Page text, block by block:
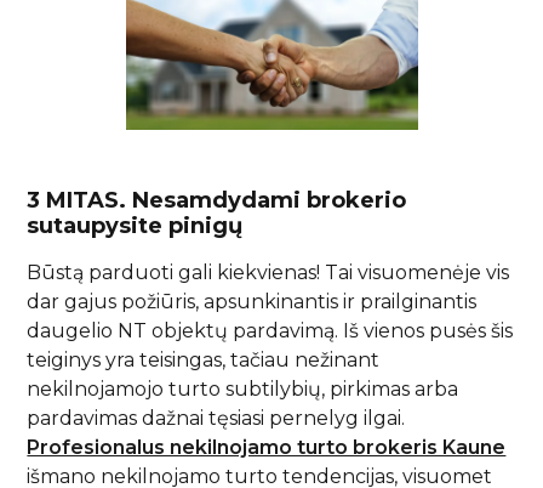
3 MITAS. Nesamdydami brokerio
sutaupysite pinigų
Būstą parduoti gali kiekvienas! Tai visuomenėje vis
dar gajus požiūris, apsunkinantis ir prailginantis
daugelio NT objektų pardavimą. Iš vienos pusės šis
teiginys yra teisingas, tačiau nežinant
nekilnojamojo turto subtilybių, pirkimas arba
pardavimas dažnai tęsiasi pernelyg ilgai.
Profesionalus nekilnojamo turto brokeris Kaune
išmano nekilnojamo turto tendencijas, visuomet